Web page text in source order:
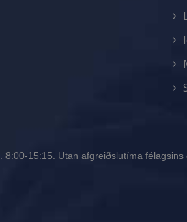
15:15. Utan afgreiðslutíma